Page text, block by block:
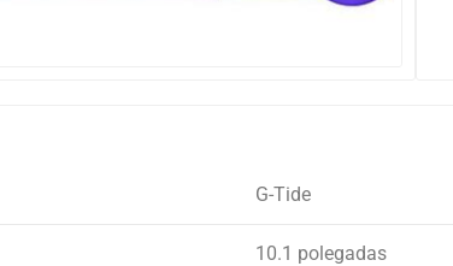
G-Tide
10.1 polegadas